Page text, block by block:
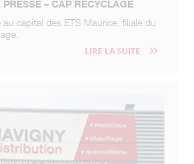
– CAP RECYCLAGE
au capital des ETS Maurice, filiale du
LIRE LA SUITE